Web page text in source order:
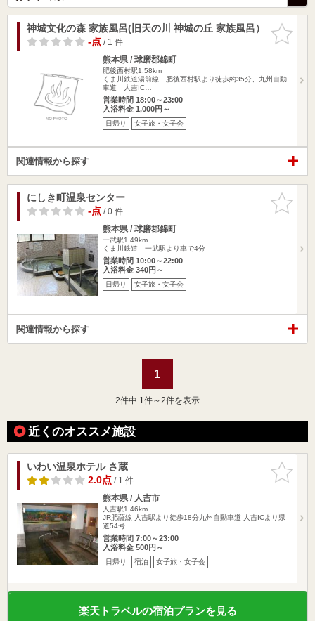
お気に入
りに追加
神城文化の森 家族風呂(旧天の川 神城の丘 家族風呂）
-点/ 1 件
熊本県 / 球磨郡錦町
肥後西村駅1.58km
くま川鉄道湯前線 肥後西村駅より徒歩約35分、九州自動
車道 人吉IC…
営業時間 18:00～23:00
入浴料金 1,000円～
日帰り 女子旅・女子会
関連情報から探す
お気に入
りに追加
にしき町温泉センター
-点/ 0 件
熊本県 / 球磨郡錦町
一武駅1.49km
くま川鉄道 一武駅より車で4分
営業時間 10:00～22:00
入浴料金 340円～
日帰り 女子旅・女子会
関連情報から探す
1
2件中 1件～2件を表示
近くのオススメ施設
お気に入
りに追加
いわい温泉ホテル さ蔵
2.0点/ 1 件
熊本県 / 人吉市
人吉駅1.46km
JR肥薩線 人吉駅より徒歩18分九州自動車道 人吉ICより県
道54号…
営業時間 7:00～23:00
入浴料金 500円～
日帰り 宿泊 女子旅・女子会
楽天トラベルの宿泊プランを見る